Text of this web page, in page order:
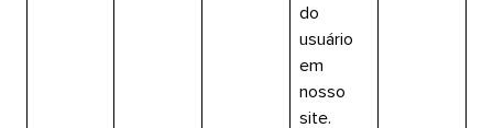
do
usuário
em
nosso
site.​​